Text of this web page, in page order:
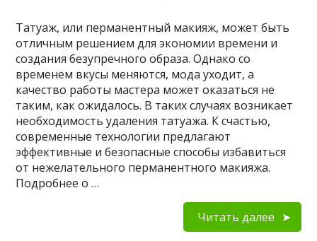
Татуаж, или перманентный макияж, может быть
отличным решением для экономии времени и
создания безупречного образа. Однако со
временем вкусы меняются, мода уходит, а
качество работы мастера может оказаться не
таким, как ожидалось. В таких случаях возникает
необходимость удаления татуажа. К счастью,
современные технологии предлагают
эффективные и безопасные способы избавиться
от нежелательного перманентного макияжа.
Подробнее о …
Читать далее